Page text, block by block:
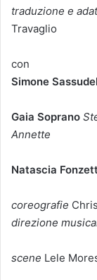
traduzione e
Travaglio
con
Simone
Gaia Soprano
Annette
Natascia
coreografie
direzione
scene Lele